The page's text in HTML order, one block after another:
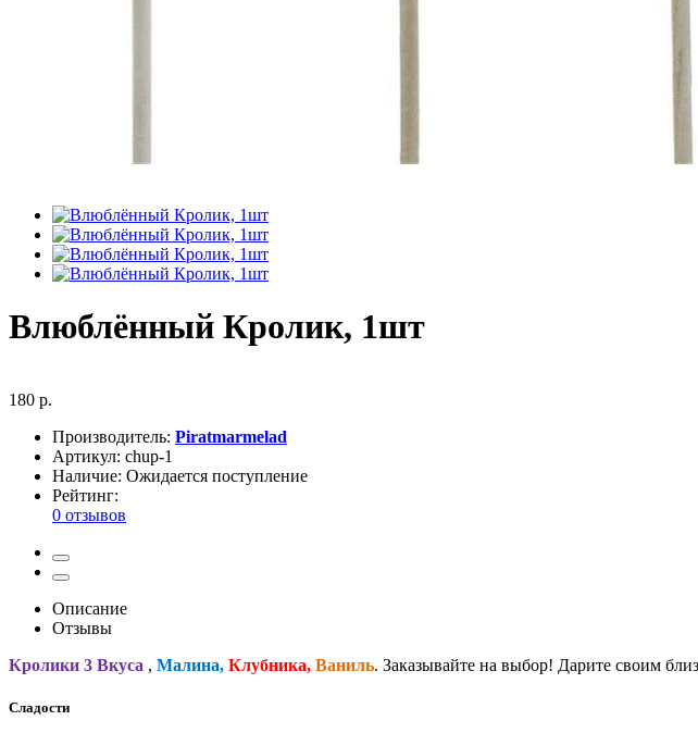
Влюблённый Кролик, 1шт
180 р.
Производитель: Piratmarmelad
Артикул: chup-1
Наличие: Ожидается поступление
Рейтинг:
0 отзывов
Описание
Отзывы
Кролики 3 Вкуса , Малина, Клубника, Ваниль. Заказывайте на выбор! Дарите своим
Сладости